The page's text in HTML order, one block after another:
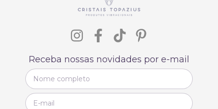
Receba nossas novidades por e-mail